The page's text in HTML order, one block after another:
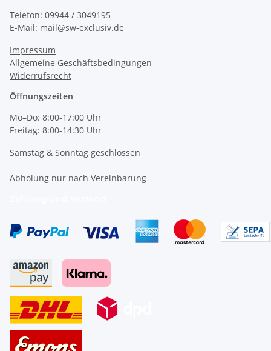
Telefon: 09944 / 3049195
E-Mail: mail@sw-exclusiv.de
Impressum
Allgemeine Geschäftsbedingungen
Widerrufsrecht
Öffnungszeiten
Mo–Do: 8:00-17:00 Uhr
Freitag: 8:00-14:30 Uhr
Samstag & Sonntag geschlossen
Abholung nur nach Vereinbarung